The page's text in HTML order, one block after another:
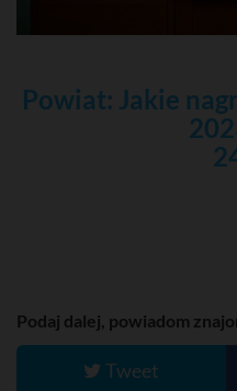
Powiat: Jakie
Podaj dalej, powiadom
Tweet